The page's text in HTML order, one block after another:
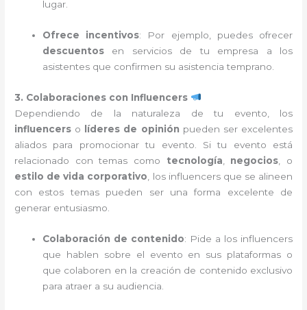
lugar.
Ofrece incentivos: Por ejemplo, puedes ofrecer
descuentos en servicios de tu empresa a los
asistentes que confirmen su asistencia temprano.
3. Colaboraciones con Influencers
Dependiendo de la naturaleza de tu evento, los
influencers o líderes de opinión pueden ser excelentes
aliados para promocionar tu evento. Si tu evento está
relacionado con temas como tecnología negocios , o
estilo de vida corporativo , los influencers que se alineen
con estos temas pueden ser una forma excelente de
generar entusiasmo.
Colaboración de contenido: Pide a los influencers
que hablen sobre el evento en sus plataformas o
que colaboren en la creación de contenido exclusivo
para atraer a su audiencia.